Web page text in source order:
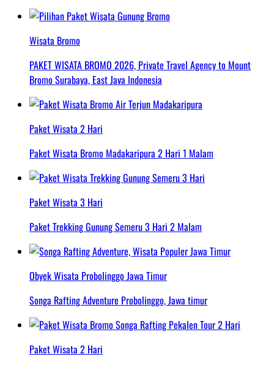
Wisata Bromo
PAKET WISATA BROMO 2026, Private Travel Agency to Mount
Bromo Surabaya, East Java Indonesia
Paket Wisata 2 Hari
Paket Wisata Bromo Madakaripura 2 Hari 1 Malam
Paket Wisata 3 Hari
Paket Trekking Gunung Semeru 3 Hari 2 Malam
Obyek Wisata Probolinggo Jawa Timur
Songa Rafting Adventure Probolinggo, Jawa timur
Paket Wisata 2 Hari